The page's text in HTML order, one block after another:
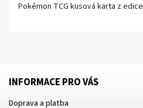
Pokémon TCG kusová karta z edice
INFORMACE PRO VÁS
Doprava a platba